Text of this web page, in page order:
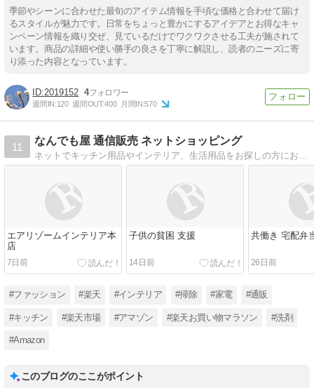
季節やシーンに合わせた最旬のアイテム情報を手頃な価格と合わせて届け
るスタイルが魅力です。日常をちょっと豊かにするアイデアとお得なキャ
ンペーン情報を織り交ぜ、見ているだけでワクワクさせる工夫が施されて
います。商品の詳細や使い勝手の良さを丁寧に解説し、読者のニーズに寄
り添った内容となっています。
2019152 4
週間IN:120 週間OUT:400 月間IN:570
11
なんでも屋 通信販売 ネットショッピング
エアリゾームインテリア本
店
7日前
子供の貧困 支援
14日前
共働き 宅配弁
26日前
#ファッション #楽天 #インテリア #掃除 #家電 #通販
#キッチン #楽天市場 #アマゾン #楽天お買い物マラソン #洗剤
#Amazon
このブログのここがポイント